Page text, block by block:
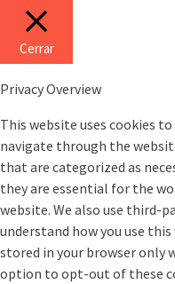
Cerrar
Privacy Overview
This website uses cookies
navigate through the
that are categorized as
they are essential for the
website. We also use third-
understand how you use
stored in your browser only
option to opt-out of these